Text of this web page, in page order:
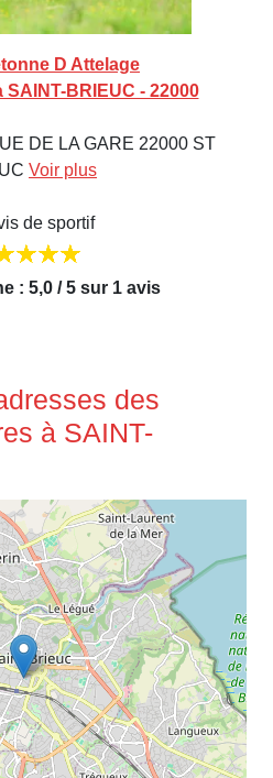
D Attelage
BRIEUC - 22000
DE LA GARE 22000 ST
Voir plus
de sportif
: 5,0 / 5 sur 1 avis
des
à SAINT-